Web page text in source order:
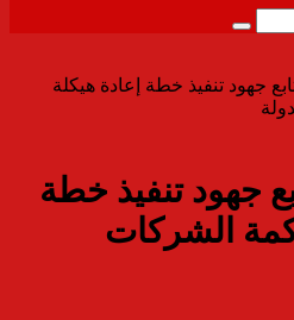
بحث
جهود تنفيذ خطة إعادة هيكلة
جهود تنفيذ خطة
الشركات